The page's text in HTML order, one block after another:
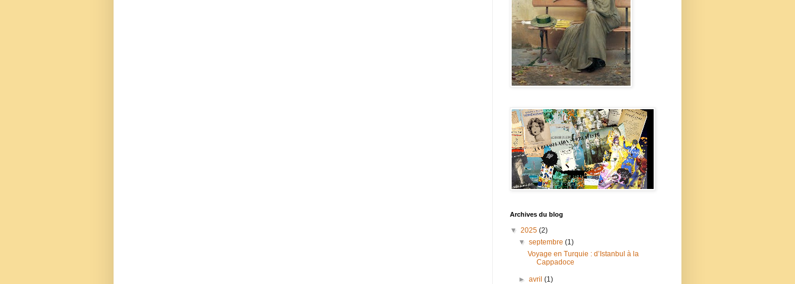
Archives du blog
▼ 2025 (2)
▼septembre(1)
Voyage en Turquie : d’Istanbul à la
Cappadoce
►avril(1)